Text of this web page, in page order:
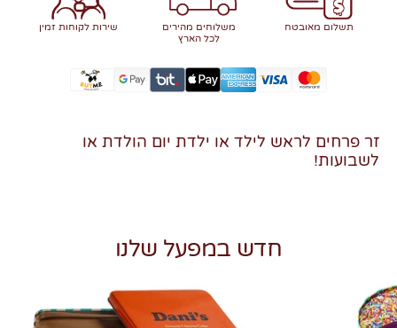
תשלום מאובטח
משלוחים מהירים
לכל הארץ
שירות לקוחות זמין
זר פרחים לראש לילד או ילדת יום הולדת או
לשבועות!
חדש במפעל שלנו